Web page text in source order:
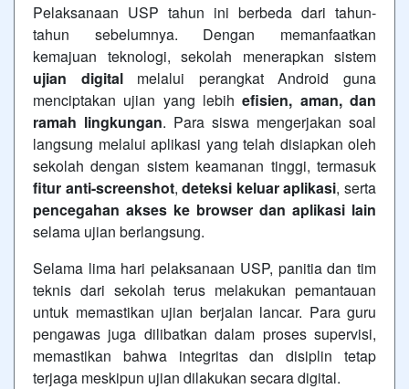
Pelaksanaan USP tahun ini berbeda dari tahun-
tahun sebelumnya. Dengan memanfaatkan
kemajuan teknologi, sekolah menerapkan sistem
ujian digitalmelalui perangkat Android guna
menciptakan ujian yang lebihefisien, aman, dan
ramah lingkungan. Para siswa mengerjakan soal
langsung melalui aplikasi yang telah disiapkan oleh
sekolah dengan sistem keamanan tinggi, termasuk
fitur anti-screenshot,deteksi keluar aplikasi, serta
pencegahan akses ke browser dan aplikasi lain
selama ujian berlangsung.
Selama lima hari pelaksanaan USP, panitia dan tim
teknis dari sekolah terus melakukan pemantauan
untuk memastikan ujian berjalan lancar. Para guru
pengawas juga dilibatkan dalam proses supervisi,
memastikan bahwa integritas dan disiplin tetap
terjaga meskipun ujian dilakukan secara digital.